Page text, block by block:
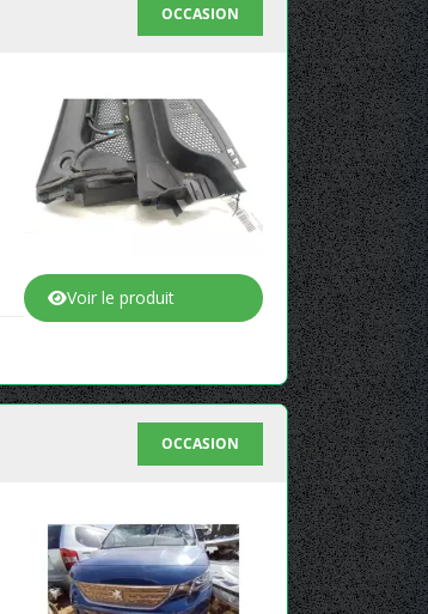
OCCASION
Voir le produit
OCCASION